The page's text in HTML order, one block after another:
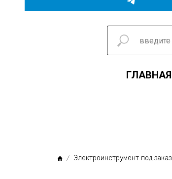
ГЛАВНАЯ
Электроинструмент под заказ